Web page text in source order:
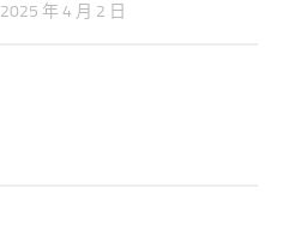
2025 年 4 月 2 日